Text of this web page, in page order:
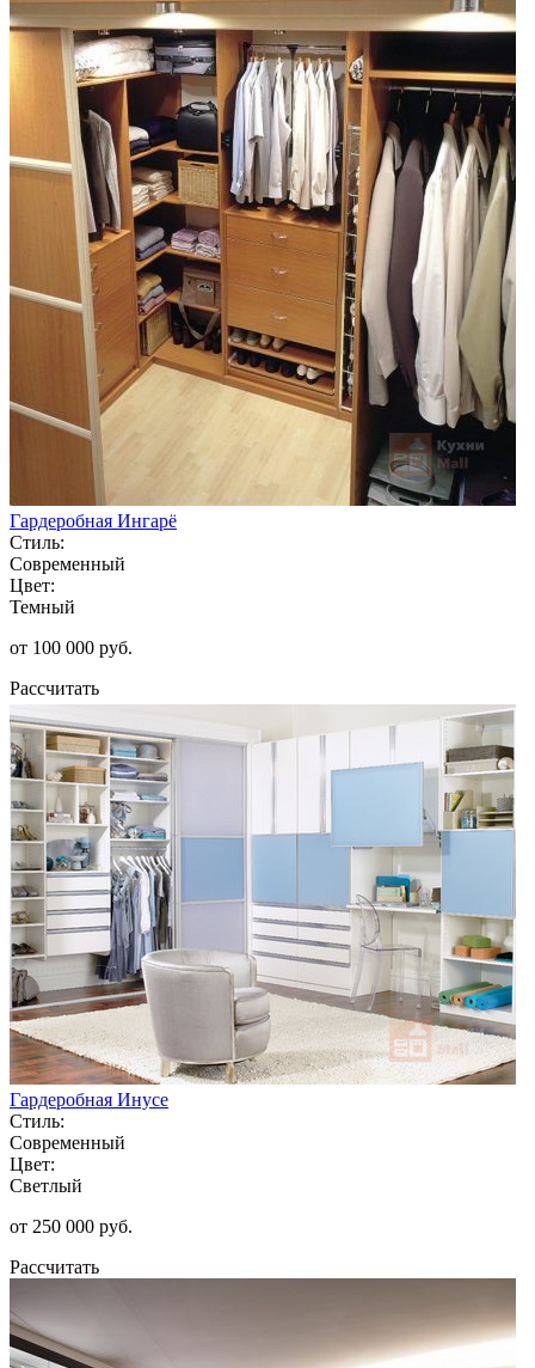
Гардеробная Ингарё
Стиль:
Современный
Цвет:
Темный
от 100 000 руб.
Рассчитать
Гардеробная Инусе
Стиль:
Современный
Цвет:
Светлый
от 250 000 руб.
Рассчитать